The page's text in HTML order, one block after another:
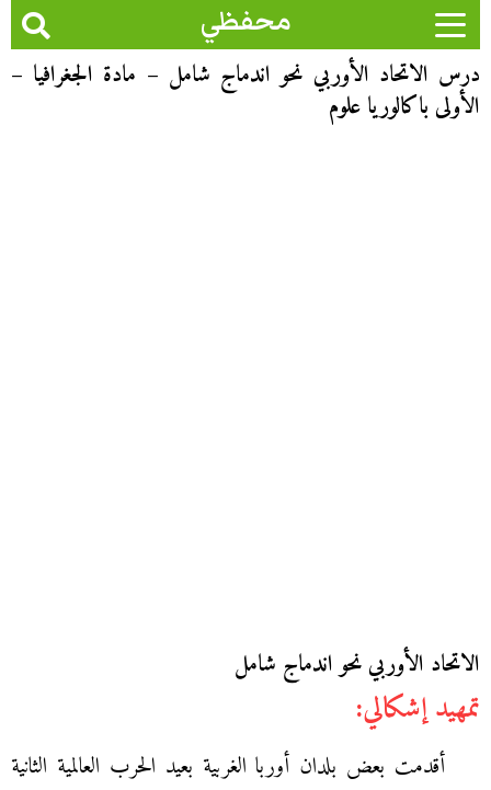
محفظي
درس الاتحاد الأوربي نحو اندماج شامل – مادة الجغرافيا –
الأولى باكالوريا علوم
الاتحاد الأوربي نحو اندماج شامل
تمهيد إشكالي:
أقدمت بعض بلدان أوربا الغربية بعيد الحرب العالمية الثانية